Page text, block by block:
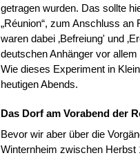
getragen wurden. Das sollte
„Réunion“, zum Anschluss
waren dabei ‚Befreiung' und
deutschen Anhänger vor
Wie dieses Experiment in
heutigen Abends.
Das Dorf am Vorabend der
Bevor wir aber über die
Winternheim zwischen Herbst